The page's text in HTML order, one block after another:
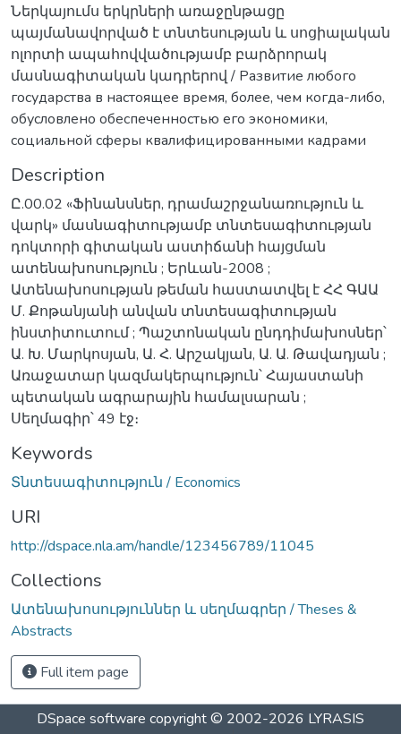
Ներկայումս երկրների առաջընթացը
պայմանավորված է տնտեսության և սոցիալական
ոլորտի ապահովվածությամբ բարձրորակ
մասնագիտական կադրերով / Развитие любого
государства в настоящее время, более, чем когда-либо,
обусловлено обеспеченностью его экономики,
социальной сферы квалифицированными кадрами
Description
Ը.00.02 «Ֆինանսներ, դրամաշրջանառություն և
վարկ» մասնագիտությամբ տնտեսագիտության
դոկտորի գիտական աստիճանի հայցման
ատենախոսություն ; Երևան-2008 ;
Ատենախոսության թեման հաստատվել է ՀՀ ԳԱԱ
Մ. Քոթանյանի անվան տնտեսագիտության
ինստիտուտում ; Պաշտոնական ընդդիմախոսներ՝
Ա. Խ. Մարկոսյան, Ա. Հ. Արշակյան, Ա. Ա. Թավադյան ;
Առաջատար կազմակերպություն՝ Հայաստանի
պետական ագրարային համալսարան ;
Սեղմագիր՝ 49 էջ։
Keywords
Տնտեսագիտություն / Economics
URI
http://dspace.nla.am/handle/123456789/11045
Collections
Ատենախոսություններ և սեղմագրեր / Theses &
Abstracts
Full item page
DSpace software copyright © 2002-2026 LYRASIS